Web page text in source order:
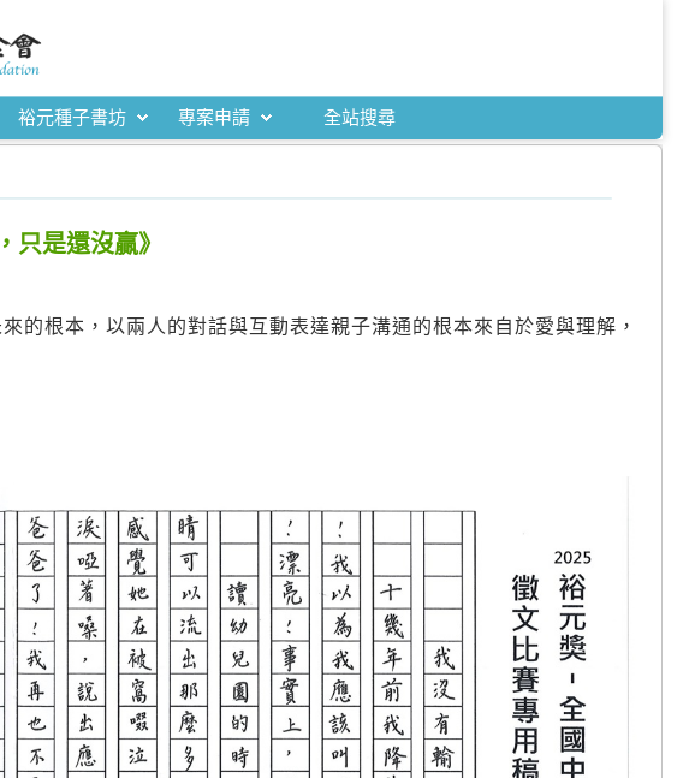
裕元種子書坊 專案申請 全站搜尋
只是還沒贏》
的根本，以兩人的對話與互動表達親子溝通的根本來自於愛與理解，